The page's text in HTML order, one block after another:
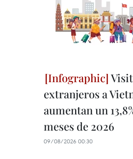
extranjeros a
aumentan un
meses de 2026
09/08/2026 00:30